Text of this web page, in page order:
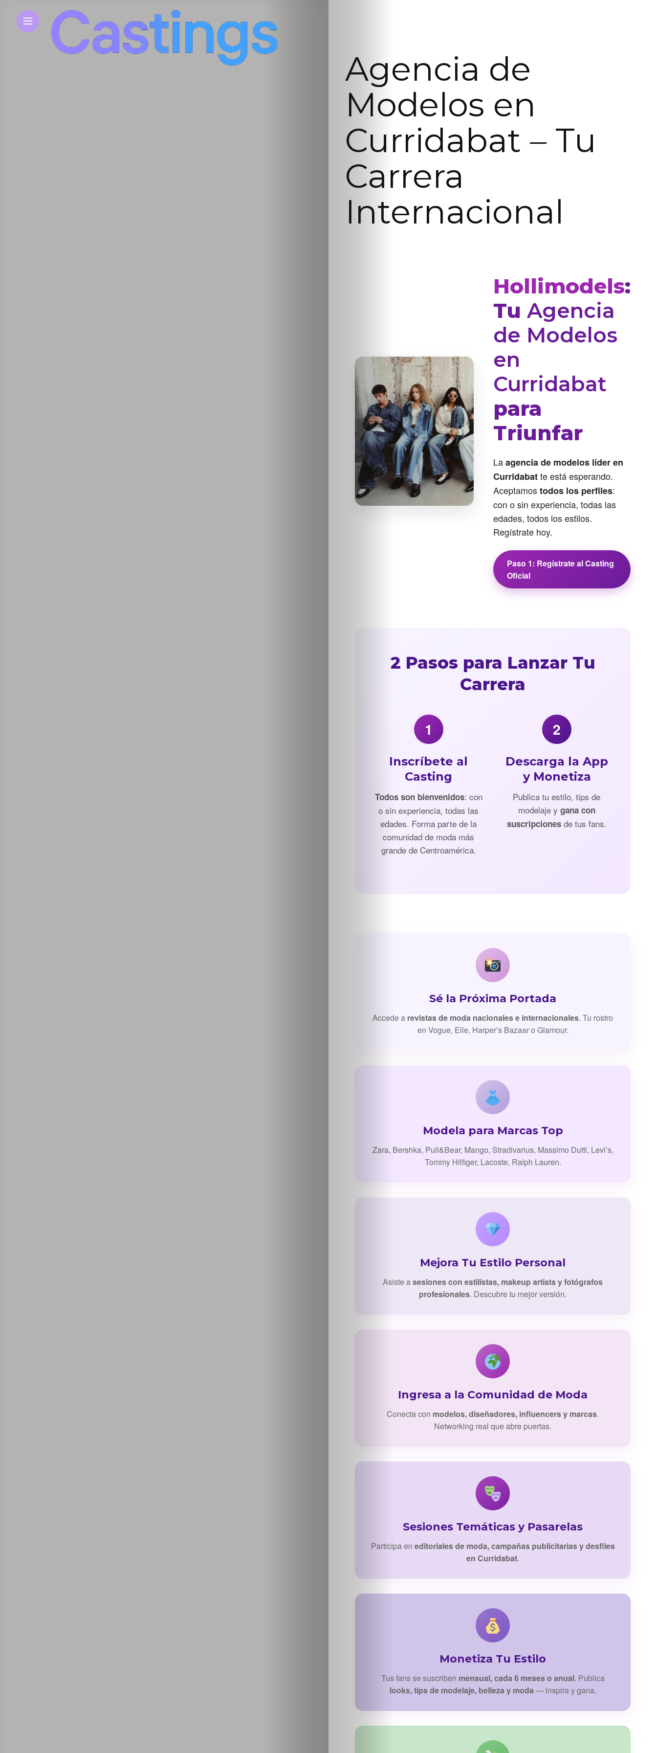
Bershka
Agencia de
Modelos en
Curridabat – Tu
Carrera
Internacional
Hollimodels:
TuAgencia
de Modelos
en
Curridabat
para
Triunfar
Laagencia de modelos líder en
Curridabatte está esperando.
Aceptamostodos los perfiles:
con o sin experiencia, todas las
edades, todos los estilos.
Regístrate hoy.
Paso 1: Regístrate al Casting
Oficial
2 Pasos para Lanzar Tu
Carrera
1
Inscríbete al
Casting
Todos son bienvenidos: con
o sin experiencia, todas las
edades. Forma parte de la
comunidad de moda más
grande de Centroamérica.
2
Descarga la App
y Monetiza
Publica tu estilo, tips de
modelaje ygana con
suscripciones de tus fans.
Sé la Próxima Portada
Accede a revistas de moda nacionales e internacionales. Tu rostro
en Vogue, Elle, Harper’s Bazaar o Glamour.
Modela para Marcas Top
Zara, Bershka, Pull&Bear, Mango, Stradivarius, Massimo Dutti, Levi’s,
Tommy Hilfiger, Lacoste, Ralph Lauren.
Mejora Tu Estilo Personal
Asiste asesiones con estilistas, makeup artists y fotógrafos
profesionales. Descubre tu mejor versión.
Ingresa a la Comunidad de Moda
Conecta con modelos, diseñadores, influencers y marcas.
Networking real que abre puertas.
Sesiones Temáticas y Pasarelas
Participa en editoriales de moda, campañas publicitarias y desfiles
en Curridabat.
Monetiza Tu Estilo
Tus fans se suscriben mensual, cada 6 meses o anual. Publica
looks, tips de modelaje, belleza y moda— inspira y gana.